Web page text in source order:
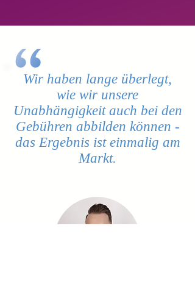
Wir haben lange überlegt,
wie wir unsere
Unabhängigkeit auch bei den
Gebühren abbilden können -
das Ergebnis ist einmalig am
Markt.